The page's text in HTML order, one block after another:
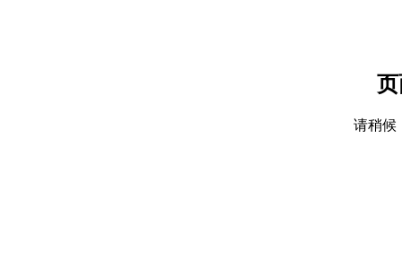
请稍候